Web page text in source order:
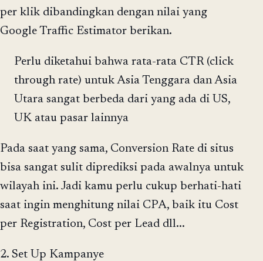
per klik dibandingkan dengan nilai yang
Google Traffic Estimator berikan.
Perlu diketahui bahwa rata-rata CTR (click
through rate) untuk Asia Tenggara dan Asia
Utara sangat berbeda dari yang ada di US,
UK atau pasar lainnya
Pada saat yang sama, Conversion Rate di situs
bisa sangat sulit diprediksi pada awalnya untuk
wilayah ini. Jadi kamu perlu cukup berhati-hati
saat ingin menghitung nilai CPA, baik itu Cost
per Registration, Cost per Lead dll...
2. Set Up Kampanye